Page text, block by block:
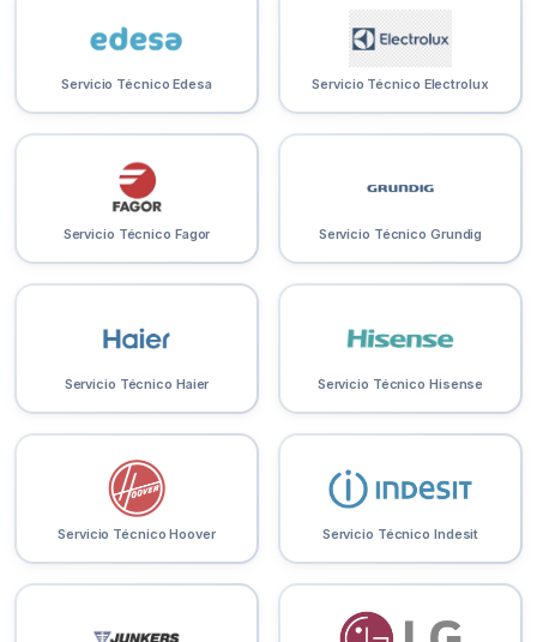
Servicio Técnico Edesa Servicio Técnico Electrolux
Servicio Técnico Fagor Servicio Técnico Grundig
Servicio Técnico Haier Servicio Técnico Hisense
Servicio Técnico Hoover Servicio Técnico Indesit